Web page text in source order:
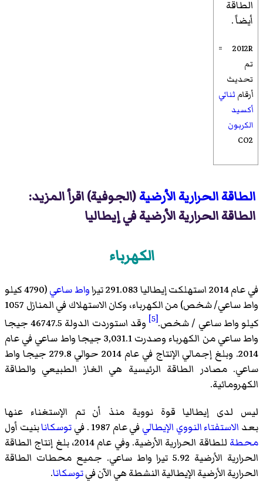
الطاقة
أيضاً .
2012R =
تم
تحديث
أرقام ثنائي
أكسيد
الكربون
CO2
الطاقة الحرارية الأرضية(الجوفية) اقرأ المزيد:
الطاقة الحرارية الأرضية في إيطاليا
الكهرباء
في عام 2014 استهلكت إيطاليا 291.083 تيرا واط ساعي
(4790 كيلو
واط ساعي/ شخص) من الكهرباء، وكان الاستهلاك في المنازل 1057
كيلو واط ساعي / شخص.[5]
وقد استوردت الدولة 46747.5 جيجا
واط ساعي من الكهرباء وصدرت 3,031.1 جيجا واط ساعي في عام
2014. وبلغ إجمالي الإنتاج في عام 2014 حوالي 279.8 جيجا واط
ساعي. مصادر الطاقة الرئيسية هي الغاز الطبيعي والطاقة
الكهرومائية.
ليس لدى إيطاليا قوة نووية منذ أن تم الإستغناء عنها
بعد الاستفتاء النووي الإيطاليفي عام 1987 . في توسكانابنيت أول
محطة
للطاقة الحرارية الأرضية. وفي عام 2014، بلغ إنتاج الطاقة
الحرارية الأرضية 5.92 تيرا واط ساعي. جميع محطات الطاقة
الحرارية الأرضية الإيطالية النشطة هي الآن فيتوسكانا.